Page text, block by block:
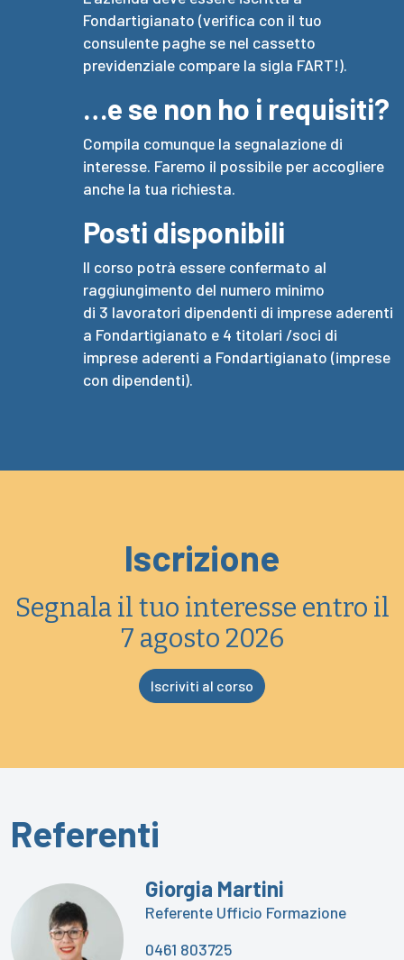
Fondartigianato (verifica con il tuo
consulente paghe se nel cassetto
previdenziale compare la sigla FART!).
…e se non ho i requisiti?
Compila comunque la segnalazione di
interesse. Faremo il possibile per accogliere
anche la tua richiesta.
Posti disponibili
Il corso potrà essere confermato al
raggiungimento del numero minimo
di 3 lavoratori dipendenti di imprese aderenti
a Fondartigianato e 4 titolari /soci di
imprese aderenti a Fondartigianato (imprese
con dipendenti).
Iscrizione
Segnala il tuo interesse entro il
7 agosto 2026
Iscriviti al corso
Referenti
Giorgia Martini
Referente Ufficio Formazione
0461 803725